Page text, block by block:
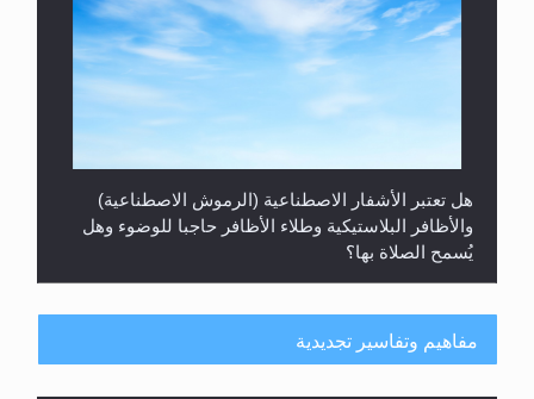
هل تعتبر الأشفار الاصطناعية (الرموش الاصطناعية)
والأظافر البلاستيكية وطلاء الأظافر حاجبا للوضوء وهل
يُسمح الصلاة بها؟
مفاهيم وتفاسير تجديدية